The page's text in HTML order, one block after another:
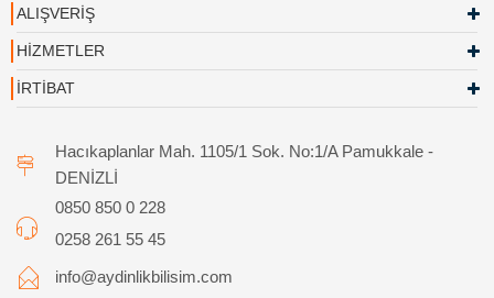
ALIŞVERİŞ
HİZMETLER
İRTİBAT
Hacıkaplanlar Mah. 1105/1 Sok. No:1/A Pamukkale -
DENİZLİ
0850 850 0 228
0258 261 55 45
info@aydinlikbilisim.com